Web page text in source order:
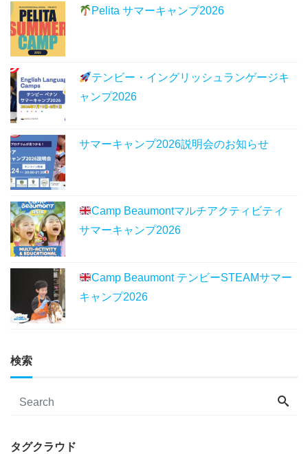
Pelita サマーキャンプ2026
テンビー・イングリッシュランゲージキ
ャンプ2026
サマーキャンプ2026説明会のお知らせ
Camp Beaumontマルチアクティビティ
サマーキャンプ2026
Camp Beaumont テンビーSTEAMサマー
キャンプ2026
検索
タグクラウド